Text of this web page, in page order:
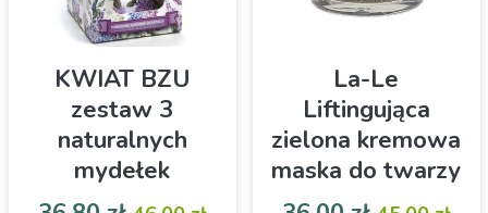
KWIAT BZU
zestaw 3
naturalnych
mydełek
ITERITALIA
La-Le
Liftingująca
zielona kremowa
maska do twarzy
50ml